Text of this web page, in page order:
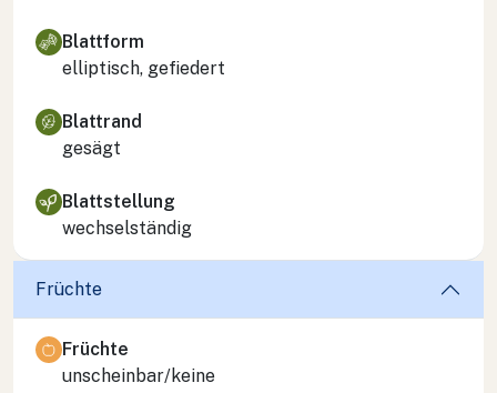
Blattform
elliptisch, gefiedert
Blattrand
gesägt
Blattstellung
wechselständig
Früchte
Früchte
unscheinbar/keine